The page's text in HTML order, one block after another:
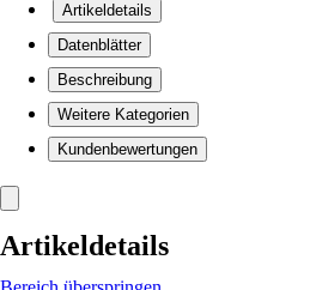
Artikeldetails
Datenblätter
Beschreibung
Weitere Kategorien
Kundenbewertungen
Artikeldetails